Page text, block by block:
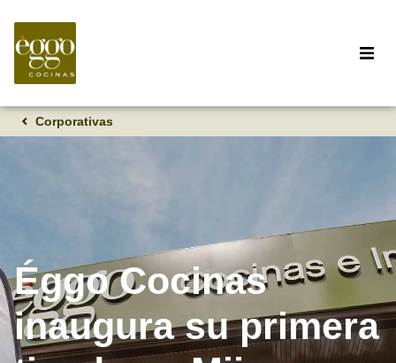
Corporativas
Éggo Cocinas
inaugura su primera